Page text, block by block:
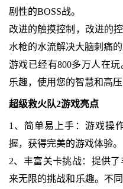
剧性的BOSS战。
改进的触摸控制，改进的
水枪的水流解决大脑刺痛的
游戏已经有800多万人在
乐趣，使用您的智慧和高
超级救火队2游戏亮点
1、简单易上手：游戏操
握，获得完美的游戏体验。
2、丰富关卡挑战：提供
来无限的挑战和乐趣。不